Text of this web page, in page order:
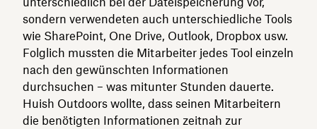
sondern verwendeten auch unterschiedliche Tools
wie SharePoint, One Drive, Outlook, Dropbox usw.
Folglich mussten die Mitarbeiter jedes Tool einzeln
nach den gewünschten Informationen
durchsuchen – was mitunter Stunden dauerte.
Huish Outdoors wollte, dass seinen Mitarbeitern
die benötigten Informationen zeitnah zur